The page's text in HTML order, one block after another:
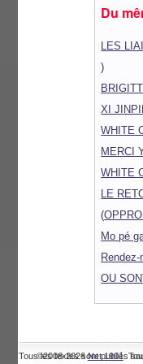
Du
LES
)
XI
WHITE
MERCI
WHITE
LE
(
Mo pé
OU
©2008-2026Net 1901.
Tous les textes sont publiés